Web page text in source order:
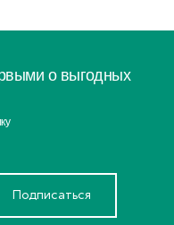
о выгодных
Подписаться